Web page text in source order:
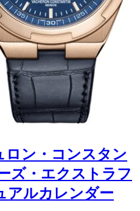
ロン・コンスタン
ズ・エクストラフ
アルカレンダー